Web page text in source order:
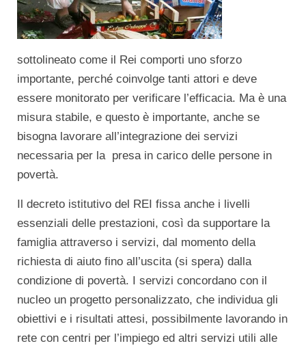
sottolineato come il Rei comporti uno sforzo
importante, perché coinvolge tanti attori e deve
essere monitorato per verificare l’efficacia. Ma è una
misura stabile, e questo è importante, anche se
bisogna lavorare all’integrazione dei servizi
necessaria per la presa in carico delle persone in
povertà.
Il decreto istitutivo del REI fissa anche i livelli
essenziali delle prestazioni, così da supportare la
famiglia attraverso i servizi, dal momento della
richiesta di aiuto fino all’uscita (si spera) dalla
condizione di povertà. I servizi concordano con il
nucleo un progetto personalizzato, che individua gli
obiettivi e i risultati attesi, possibilmente lavorando in
rete con centri per l’impiego ed altri servizi utili alle